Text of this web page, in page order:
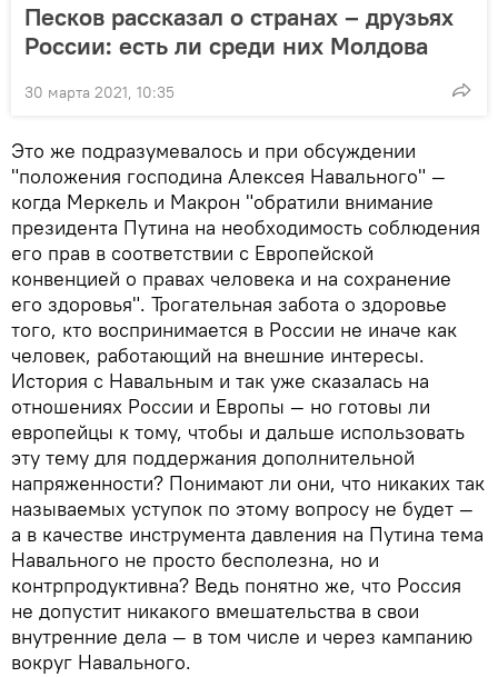
Песков рассказал о странах – друзьях
России: есть ли среди них Молдова
30 марта 2021, 10:35
Это же подразумевалось и при обсуждении
"положения господина Алексея Навального" —
когда Меркель и Макрон "обратили внимание
президента Путина на необходимость соблюдения
его прав в соответствии с Европейской
конвенцией о правах человека и на сохранение
его здоровья". Трогательная забота о здоровье
того, кто воспринимается в России не иначе как
человек, работающий на внешние интересы.
История с Навальным и так уже сказалась на
отношениях России и Европы — но готовы ли
европейцы к тому, чтобы и дальше использовать
эту тему для поддержания дополнительной
напряженности? Понимают ли они, что никаких так
называемых уступок по этому вопросу не будет —
а в качестве инструмента давления на Путина тема
Навального не просто бесполезна, но и
контрпродуктивна? Ведь понятно же, что Россия
не допустит никакого вмешательства в свои
внутренние дела — в том числе и через кампанию
вокруг Навального.